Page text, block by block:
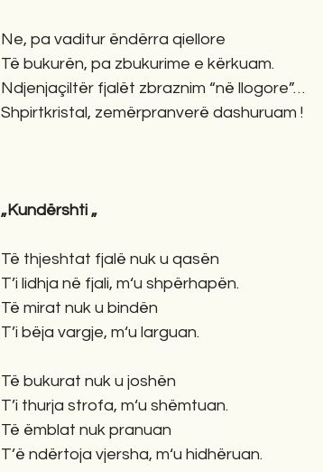
Ne, pa vaditur ëndërra qiellore
Të bukurën, pa zbukurime e kërkuam.
Ndjenjaçiltër fjalët zbraznim “në llogore”…
Shpirtkristal, zemërpranverë dashuruam !
„Kundërshti „
Të thjeshtat fjalë nuk u qasën
T’i lidhja në fjali, m‘u shpërhapën.
Të mirat nuk u bindën
T’i bëja vargje, m‘u larguan.
Të bukurat nuk u joshën
T’i thurja strofa, m‘u shëmtuan.
Të ëmblat nuk pranuan
T’ë ndërtoja vjersha, m‘u hidhëruan.